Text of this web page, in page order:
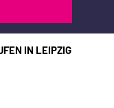
IN LEIPZIG